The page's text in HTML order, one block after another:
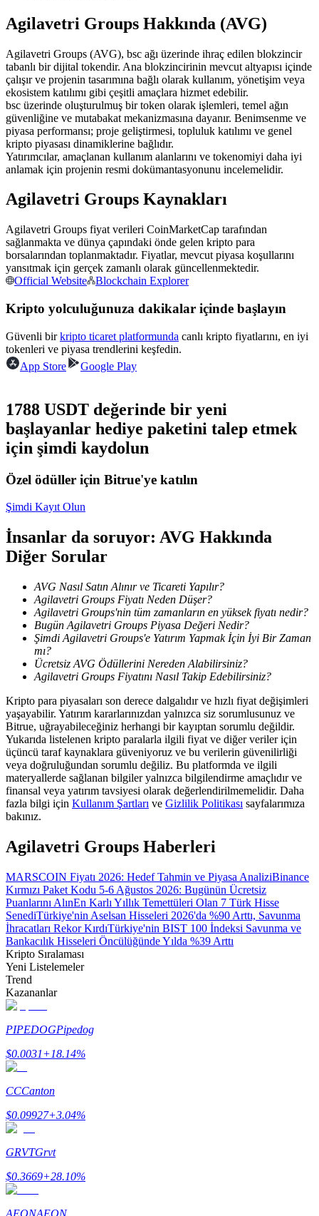
Kopya Ticaret
En iyi traderlarla güçlerinizi birleştirin
Kopya Tüccarı Olun
Bilgi
Rehber
Vadeli İşlemler Başlangıç Kılavuzu
Ticaret stratejileri
Nasıl kârlı kalabileceğinizi öğrenin
Kazan
Günlük rekabetçi ödüller kazanın
Agilavetri Groups Hakkında (AVG)
Agilavetri Groups (AVG), bsc ağı üzerinde ihraç edilen blokzincir
tabanlı bir dijital tokendir. Ana blokzincirinin mevcut altyapısı içinde
çalışır ve projenin tasarımına bağlı olarak kullanım, yönetişim veya
ekosistem katılımı gibi çeşitli amaçlara hizmet edebilir.
bsc üzerinde oluşturulmuş bir token olarak işlemleri, temel ağın
güvenliğine ve mutabakat mekanizmasına dayanır. Benimsenme ve
piyasa performansı; proje geliştirmesi, topluluk katılımı ve genel
kripto piyasası dinamiklerine bağlıdır.
Yatırımcılar, amaçlanan kullanım alanlarını ve tokenomiyi daha iyi
anlamak için projenin resmi dokümantasyonunu incelemelidir.
Agilavetri Groups Kaynakları
Agilavetri Groups fiyat verileri CoinMarketCap tarafından
sağlanmakta ve dünya çapındaki önde gelen kripto para
borsalarından toplanmaktadır. Fiyatlar, mevcut piyasa koşullarını
yansıtmak için gerçek zamanlı olarak güncellenmektedir.
Official Website
Blockchain Explorer
Kripto yolculuğunuza dakikalar içinde başlayın
Güvenli birkripto ticaret platformunda canlı kripto fiyatlarını, en iyi
tokenleri ve piyasa trendlerini keşfedin.
App Store
Google Play
1788 USDT değerinde bir yeni
başlayanlar hediye paketini talep etmek
için şimdi kaydolun
Özel ödüller için Bitrue'ye katılın
Şimdi Kayıt Olun
İnsanlar da soruyor: AVG Hakkında
Diğer Sorular
AVG Nasıl Satın Alınır ve Ticareti Yapılır?
Agilavetri Groups Fiyatı Neden Düşer?
Agilavetri Groups'nin tüm zamanların en yüksek fiyatı nedir?
Bugün Agilavetri Groups Piyasa Değeri Nedir?
Şimdi Agilavetri Groups'e Yatırım Yapmak İçin İyi Bir Zaman
mı?
Ücretsiz AVG Ödüllerini Nereden Alabilirsiniz?
Agilavetri Groups Fiyatını Nasıl Takip Edebilirsiniz?
Kripto para piyasaları son derece dalgalıdır ve hızlı fiyat değişimleri
yaşayabilir. Yatırım kararlarınızdan yalnızca siz sorumlusunuz ve
Bitrue, uğrayabileceğiniz herhangi bir kayıptan sorumlu değildir.
Yukarıda listelenen kripto paralarla ilgili fiyat ve diğer veriler için
üçüncü taraf kaynaklara güveniyoruz ve bu verilerin güvenilirliği
veya doğruluğundan sorumlu değiliz. Bu platformda ve ilgili
materyallerde sağlanan bilgiler yalnızca bilgilendirme amaçlıdır ve
finansal veya yatırım tavsiyesi olarak değerlendirilmemelidir. Daha
fazla bilgi için Kullanım Şartları ve Gizlilik Politikası sayfalarımıza
bakınız.
Agilavetri Groups Haberleri
MARSCOIN Fiyatı 2026: Hedef Tahmin ve Piyasa AnaliziBinance
Kırmızı Paket Kodu 5-6 Ağustos 2026: Bugünün Ücretsiz
Puanlarını AlınEn Karlı Yıllık Temettüleri Olan 7 Türk Hisse
SenediTürkiye'nin Aselsan Hisseleri 2026'da %90 Arttı, Savunma
İhracatları Rekor KırdıTürkiye'nin BIST 100 İndeksi Savunma ve
Bankacılık Hisseleri Öncülüğünde Yılda %39 Arttı
Kripto Sıralaması
Yeni Listelemeler
Trend
Kazananlar
PIPEDOGPipedog
$0.0031+18.14%
CCCanton
$0.09927+3.04%
GRVTGrvt
$0.3669+28.10%
AEONAEON